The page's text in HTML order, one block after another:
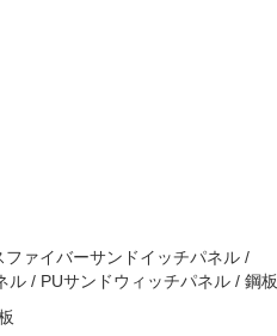
ァイバーサンドイッチパネル /
ル / PUサンドウィッチパネル / 鋼板